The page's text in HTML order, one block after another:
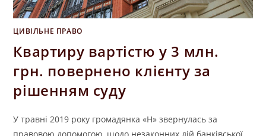
ЦИВІЛЬНЕ ПРАВО
Квартиру вартістю у 3 млн.
грн. повернено клієнту за
рішенням суду
У травні 2019 року громадянка «Н» звернулась за